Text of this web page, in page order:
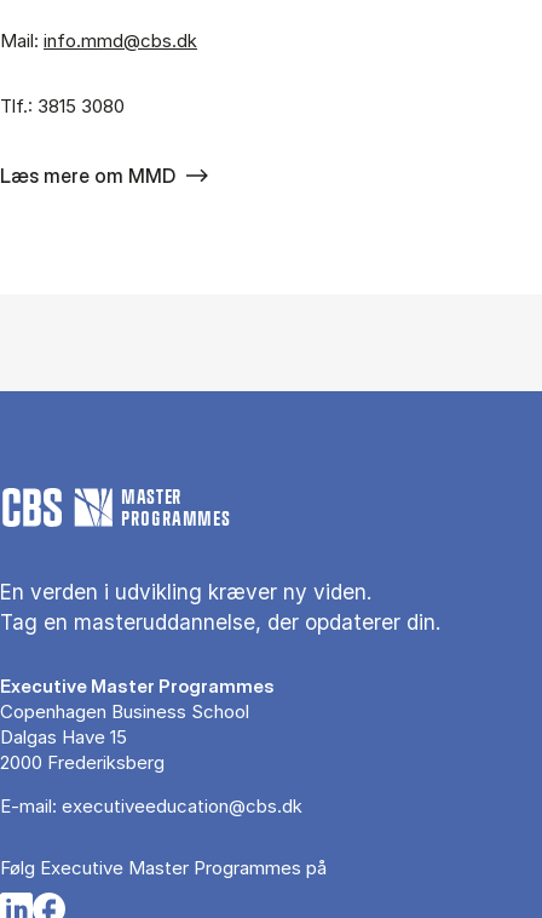
Mail: info.mmd@cbs.dk
Tlf.: 3815 3080
Læs mere om MMD
MASTER
PROGRAMMES
En verden i udvikling kræver ny viden.
Tag en masteruddannelse, der opdaterer din.
Executive Master Programmes
Copenhagen Business School
Dalgas Have 15
2000 Frederiksberg
E-mail: executiveeducation@cbs.dk
Følg Executive Master Programmes på
Opens in a new tab
Opens in a new tab